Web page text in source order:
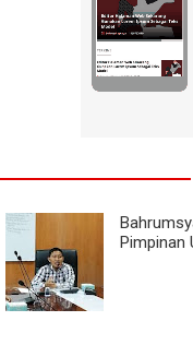
Pimpinan